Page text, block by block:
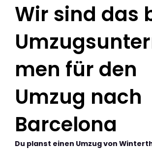
Wir sind das
men für den
Umzug nach
Barcelona
Du planst einen Umzug von